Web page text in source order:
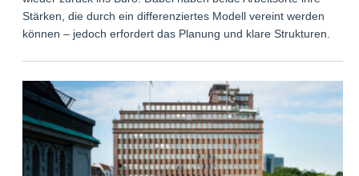
Stärken, die durch ein differenziertes Modell vereint werden
können – jedoch erfordert das Planung und klare Strukturen.